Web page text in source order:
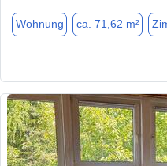
Wohnung ca. 71,62 m²